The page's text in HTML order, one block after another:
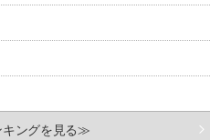
キングを見る≫